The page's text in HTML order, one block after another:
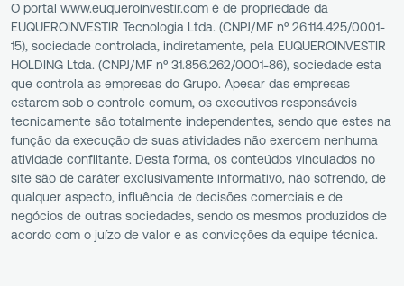
O portal www.euqueroinvestir.com é de propriedade da
EUQUEROINVESTIR Tecnologia Ltda. (CNPJ/MF nº 26.114.425/0001-
15), sociedade controlada, indiretamente, pela EUQUEROINVESTIR
HOLDING Ltda. (CNPJ/MF nº 31.856.262/0001-86), sociedade esta
que controla as empresas do Grupo. Apesar das empresas
estarem sob o controle comum, os executivos responsáveis
tecnicamente são totalmente independentes, sendo que estes na
função da execução de suas atividades não exercem nenhuma
atividade conflitante. Desta forma, os conteúdos vinculados no
site são de caráter exclusivamente informativo, não sofrendo, de
qualquer aspecto, influência de decisões comerciais e de
negócios de outras sociedades, sendo os mesmos produzidos de
acordo com o juízo de valor e as convicções da equipe técnica.